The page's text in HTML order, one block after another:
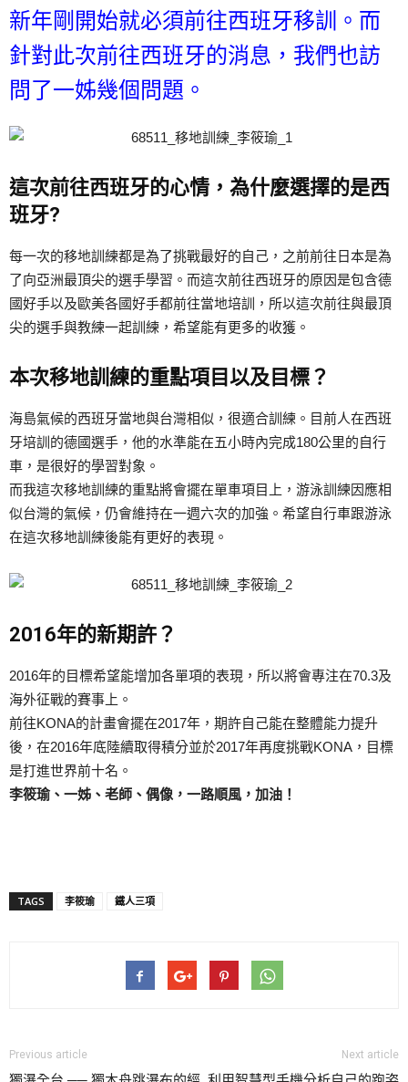
新年剛開始就必須前往西班牙移訓。而
針對此次前往西班牙的消息，我們也訪
問了一姊幾個問題。
這次前往西班牙的心情，為什麼選擇的是西
班牙?
每一次的移地訓練都是為了挑戰最好的自己，之前前往日本是為
了向亞洲最頂尖的選手學習。而這次前往西班牙的原因是包含德
國好手以及歐美各國好手都前往當地培訓，所以這次前往與最頂
尖的選手與教練一起訓練，希望能有更多的收獲。
本次移地訓練的重點項目以及目標？
海島氣候的西班牙當地與台灣相似，很適合訓練。目前人在西班
牙培訓的德國選手，他的水準能在五小時內完成180公里的自行
車，是很好的學習對象。
而我這次移地訓練的重點將會擺在單車項目上，游泳訓練因應相
似台灣的氣候，仍會維持在一週六次的加強。希望自行車跟游泳
在這次移地訓練後能有更好的表現。
2016年的新期許？
2016年的目標希望能增加各單項的表現，所以將會專注在70.3及
海外征戰的賽事上。
前往KONA的計畫會擺在2017年，期許自己能在整體能力提升
後，在2016年底陸續取得積分並於2017年再度挑戰KONA，目標
是打進世界前十名。
李筱瑜、一姊、老師、偶像，一路順風，加油！
TAGS 李筱瑜 鐵人三項
Previous article Next article